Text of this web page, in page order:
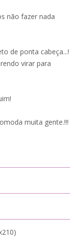
não fazer nada
de ponta cabeça...!
virar para
muita gente.!!!